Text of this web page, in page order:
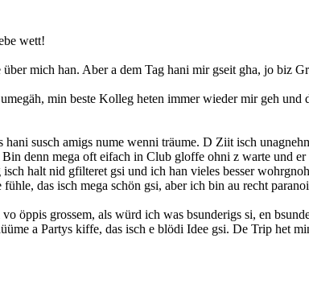
wett!
mich han. Aber a dem Tag hani mir gseit gha, jo biz
min beste Kolleg heten immer wieder mir geh
susch amigs nume wenni träume. D Ziit isch
denn mega oft eifach in Club gloffe ohni z warte und
halt nid gfilteret gsi und ich han vieles besser
das isch mega schön gsi, aber ich bin au recht
grossem, als würd ich was bsunderigs si, en
a Partys kiffe, das isch e blödi Idee gsi. De Trip het